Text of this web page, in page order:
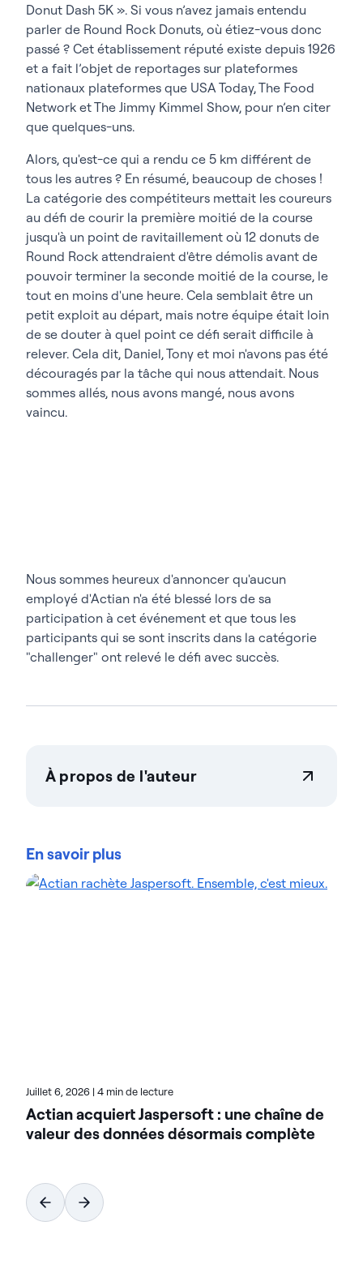
Donut Dash 5K ». Si vous n’avez jamais entendu
parler de Round Rock Donuts, où étiez-vous donc
passé ? Cet établissement réputé existe depuis 1926
et a fait l’objet de reportages sur plateformes
nationaux plateformes que USA Today, The Food
Network et The Jimmy Kimmel Show, pour n’en citer
que quelques-uns.
Alors, qu'est-ce qui a rendu ce 5 km différent de
tous les autres ? En résumé, beaucoup de choses !
La catégorie des compétiteurs mettait les coureurs
au défi de courir la première moitié de la course
jusqu'à un point de ravitaillement où 12 donuts de
Round Rock attendraient d'être démolis avant de
pouvoir terminer la seconde moitié de la course, le
tout en moins d'une heure. Cela semblait être un
petit exploit au départ, mais notre équipe était loin
de se douter à quel point ce défi serait difficile à
relever. Cela dit, Daniel, Tony et moi n'avons pas été
découragés par la tâche qui nous attendait. Nous
sommes allés, nous avons mangé, nous avons
vaincu.
Nous sommes heureux d'annoncer qu'aucun
employé d'Actian n'a été blessé lors de sa
participation à cet événement et que tous les
participants qui se sont inscrits dans la catégorie
"challenger" ont relevé le défi avec succès.
À propos de l'auteur
que soit leur ampleur. Les organisations font
d'intelligence des données d'Actian pour
En savoir plus
Juillet 6, 2026 | 4 min de lecture
Actian acquiert Jaspersoft : une chaîne de
valeur des données désormais complète